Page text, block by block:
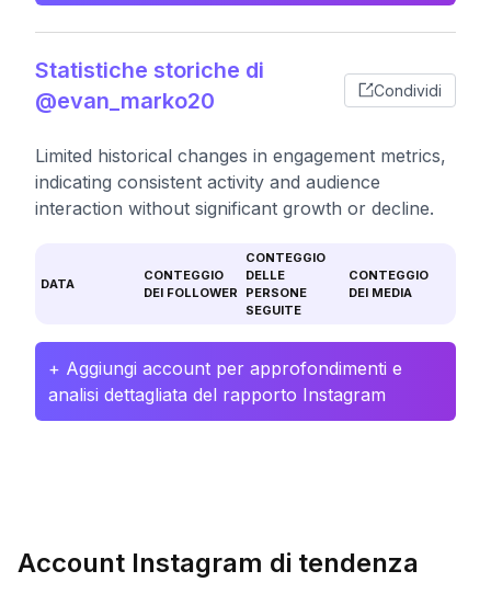
Statistiche storiche di
@evan_marko20
Condividi
Limited historical changes in engagement metrics,
indicating consistent activity and audience
interaction without significant growth or decline.
DATA
CONTEGGIO
DEI FOLLOWER
CONTEGGIO
DELLE
PERSONE
SEGUITE
CONTEGGIO
DEI MEDIA
+ Aggiungi account per approfondimenti e
analisi dettagliata del rapporto Instagram
Account Instagram di tendenza